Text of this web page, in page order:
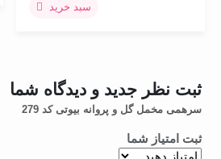
۴۷۰,۰۰۰ تومان۴۵۰,۰۰۰ تومان.
سبد خرید
ثبت نظر جدید و دیدگاه شما
سرهمی مخمل گل و پروانه بیوتی کد 279
ثبت امتیاز شما